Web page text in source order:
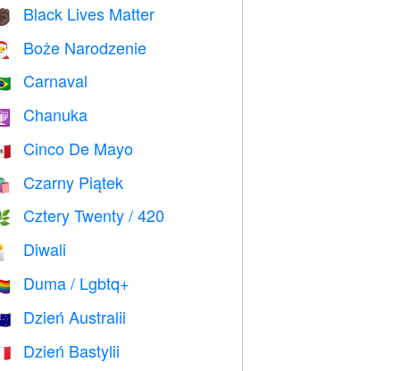
Black Lives Matter
Boże Narodzenie
Carnaval
Chanuka
Cinco De Mayo
Czarny Piątek
Cztery Twenty / 420
Diwali
Duma / Lgbtq+
Dzień Australii
Dzień Bastylii